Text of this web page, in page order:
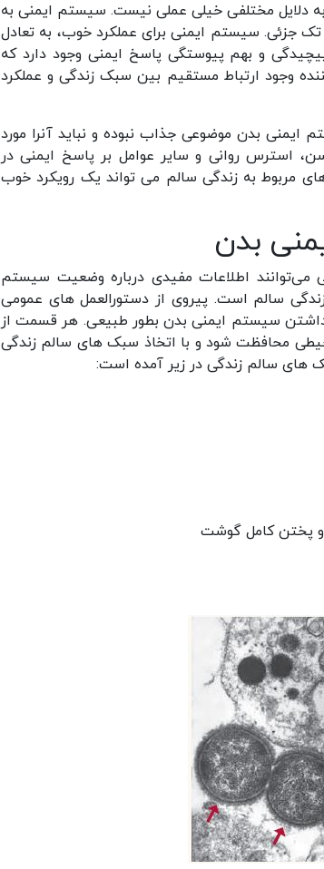
به دلایل مختلفی خیلی عملی نیست. سیستم ایمنی به
سیستم ایمنی برای عملکرد خوب، به تعادل
و بهم پیوستگی پاسخ ایمنی وجود دارد که
وجود ارتباط مستقیم بین سبک زندگی و عملکرد
بدن موضوعی جذاب نبوده و نباید آنرا مورد
استرس روانی و سایر عوامل بر پاسخ ایمنی در
مربوط به زندگی سالم می تواند یک رویکرد خوب
بدن
اطلاعات مفیدی درباره وضعیت سیستم
سالم است. پیروی از دستورالعمل های عمومی
داشتن سیستم ایمنی بدن بطور طبیعی. هر قسمت از
محافظت شود و با اتخاذ سبک های سالم زندگی
های سالم زندگی در زیر آمده است:
و پختن کامل گوشت